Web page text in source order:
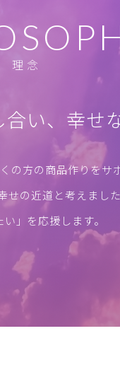
理念
い、 幸せ
の方の商品作りをサ
せの近道と考えまし
」を応援します。